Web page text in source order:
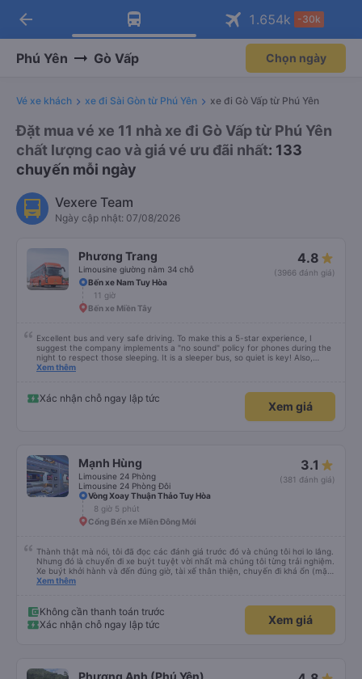
Tải app Vexere ngay!
Nhận ưu đãi thành viên độc
Mở app
Tải app Vexere
-30k/ghế khi đặt vé máy bay qua
Mở app
arrow_back 1.654k -30k
Phú Yên Gò Vấp Chọn ngày
Vé xe khách xe đi Sài Gòn từ Phú Yên xe đi Gò Vấp từ Phú Yên
Đặt mua vé xe 11 nhà xe đi Gò Vấp từ Phú Yên
chất lượng cao và giá vé ưu đãi nhất: 133
chuyến mỗi ngày
Vexere Team
Ngày cập nhật: 07/08/2026
Phương Trang
Limousine giường nằm 34 chỗ
4.8
(3966 đánh giá)
Bến xe Nam Tuy Hòa
11 giờ
Bến xe Miền Tây
Excellent bus and very safe driving. To make this a 5-star experience, I
suggest the company implements a "no sound" policy for phones during the
night to respect those sleeping. It is a sleeper bus, so quiet is key! Also,
please display the Wi-Fi password clearly inside the cabin for convenience. I
quy định rõ ràng về việc giữ im lặng (tắt âm thanh điện thoại) vào ban đêm
để tránh làm phiền hành khách khác ngủ. Ngoài ra, nhà xe nên dán sẵn mật
khẩu Wi-Fi trong xe để hành khách dễ dàng sử dụng. Tôi vẫn sẽ tiếp tục ủng
Xem thêm
Xác nhận chỗ ngay lập tức
Xem giá
Mạnh Hùng
Limousine 24 Phòng
Limousine 24 Phòng Đôi
3.1
(381 đánh giá)
Vòng Xoay Thuận Thảo Tuy Hòa
8 giờ 5 phút
Cổng Bến xe Miền Đông Mới
Thành thật mà nói, tôi đã đọc các đánh giá trước đó và chúng tôi hơi lo lắng.
Nhưng đó là chuyến đi xe buýt tuyệt vời nhất mà chúng tôi từng trải nghiệm.
Xe buýt khởi hành và đến đúng giờ, tài xế thân thiện, chuyến đi khá ổn (mặc
dù vẫn hơi xóc, nhưng đó là đặc trưng của Việt Nam ^^), và chỗ ngồi thoải
Xem thêm
Không cần thanh toán trước
Xác nhận chỗ ngay lập tức
Xem giá
Phương Anh (Phú Yên)